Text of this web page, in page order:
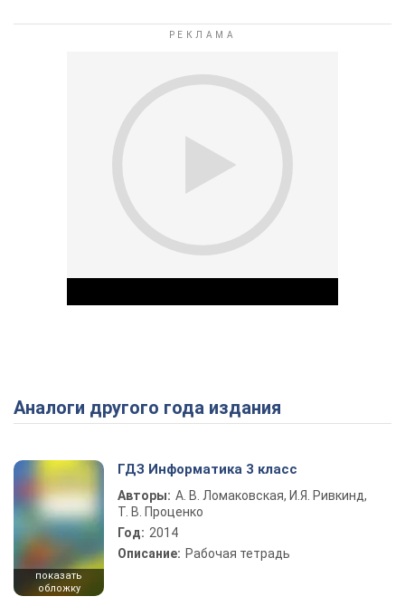
Play Video
Аналоги другого года издания
показать
обложку
ГДЗ Информатика 3 класс
Авторы: А. В. Ломаковская, И.Я. Ривкинд,
Т. В. Проценко
Год: 2014
Описание: Рабочая тетрадь